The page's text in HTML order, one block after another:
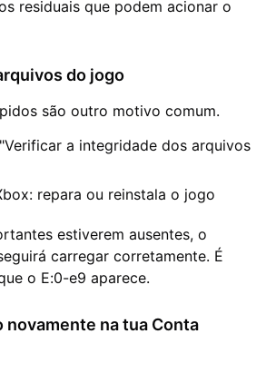
residuais que podem acionar o
do jogo
são outro motivo comum.
a integridade dos arquivos
repara ou reinstala o jogo
estiverem ausentes, o
carregar corretamente. É
o E:0-e9 aparece.
novamente na tua Conta